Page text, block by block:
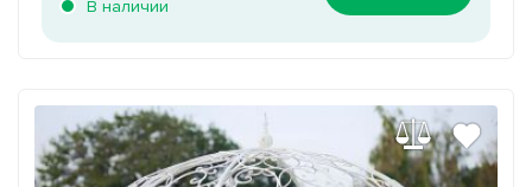
В наличии